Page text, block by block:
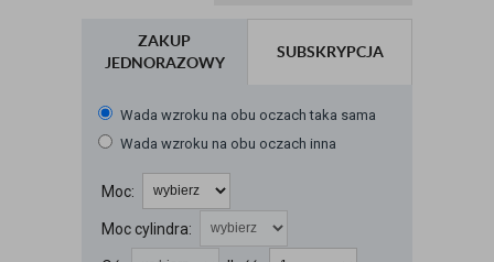
ZAKUP
JEDNORAZOWY
SUBSKRYPCJA
Wada wzroku na obu oczach taka sama
Wada wzroku na obu oczach inna
Moc:
Moc cylindra: